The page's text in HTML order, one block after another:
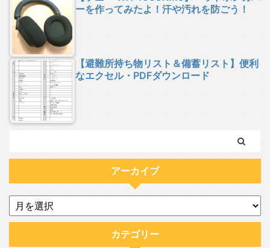
ーを作ってみたよ！汗や汚れを防ごう！
【避難所持ち物リスト＆備蓄リスト】便利
なエクセル・PDFダウンロード
アーカイブ
カテゴリー